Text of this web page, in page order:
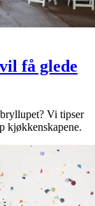
få glede
Vi tipser
kjøkkenskapene.